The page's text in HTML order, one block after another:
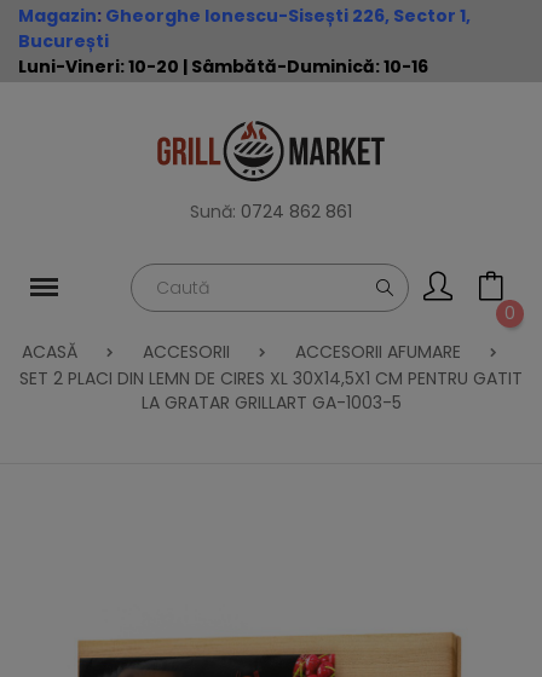
Magazin: Gheorghe Ionescu-Sisești 226, Sector 1,
București
Luni-Vineri: 10-20 | Sâmbătă-Duminică: 10-16
Sună: 0724 862 861
0
ACASĂ
ACCESORII
ACCESORII AFUMARE
SET 2 PLACI DIN LEMN DE CIRES XL 30X14,5X1 CM PENTRU GATIT
LA GRATAR GRILLART GA-1003-5